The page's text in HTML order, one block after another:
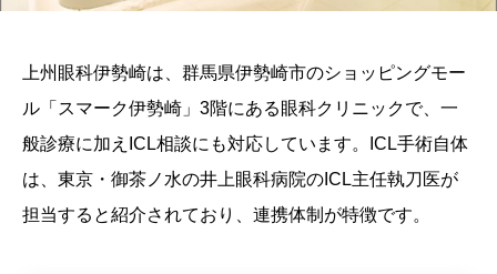
上州眼科伊勢崎は、群馬県伊勢崎市のショッピングモー
ル「スマーク伊勢崎」3階にある眼科クリニックで、一
般診療に加えICL相談にも対応しています。ICL手術自体
は、東京・御茶ノ水の井上眼科病院のICL主任執刀医が
担当すると紹介されており、連携体制が特徴です。